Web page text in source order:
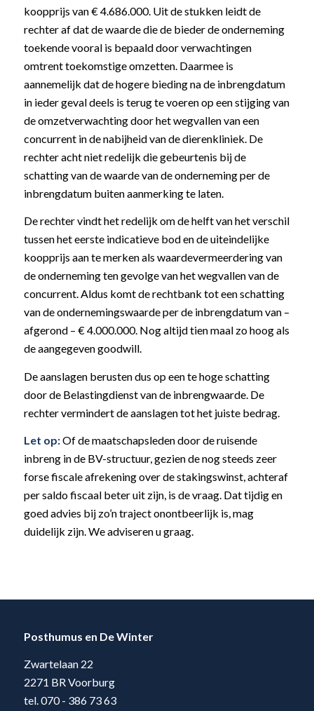
koopprijs van € 4.686.000. Uit de stukken leidt de
rechter af dat de waarde die de bieder de onderneming
toekende vooral is bepaald door verwachtingen
omtrent toekomstige omzetten. Daarmee is
aannemelijk dat de hogere bieding na de inbrengdatum
in ieder geval deels is terug te voeren op een stijging van
de omzetverwachting door het wegvallen van een
concurrent in de nabijheid van de dierenkliniek. De
rechter acht niet redelijk die gebeurtenis bij de
schatting van de waarde van de onderneming per de
inbrengdatum buiten aanmerking te laten.
De rechter vindt het redelijk om de helft van het verschil
tussen het eerste indicatieve bod en de uiteindelijke
koopprijs aan te merken als waardevermeerdering van
de onderneming ten gevolge van het wegvallen van de
concurrent. Aldus komt de rechtbank tot een schatting
van de ondernemingswaarde per de inbrengdatum van –
afgerond – € 4.000.000. Nog altijd tien maal zo hoog als
de aangegeven goodwill.
De aanslagen berusten dus op een te hoge schatting
door de Belastingdienst van de inbrengwaarde. De
rechter vermindert de aanslagen tot het juiste bedrag.
Let op:Of de maatschapsleden door de ruisende
inbreng in de BV-structuur, gezien de nog steeds zeer
forse fiscale afrekening over de stakingswinst, achteraf
per saldo fiscaal beter uit zijn, is de vraag. Dat tijdig en
goed advies bij zo’n traject onontbeerlijk is, mag
duidelijk zijn. We adviseren u graag.
Posthumus en De Winter
Zwartelaan 22
2271 BR Voorburg
tel. 070 - 386 73 63